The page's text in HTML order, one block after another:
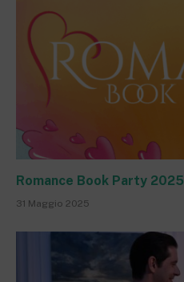
Romance Book Party 2025
31 Maggio 2025